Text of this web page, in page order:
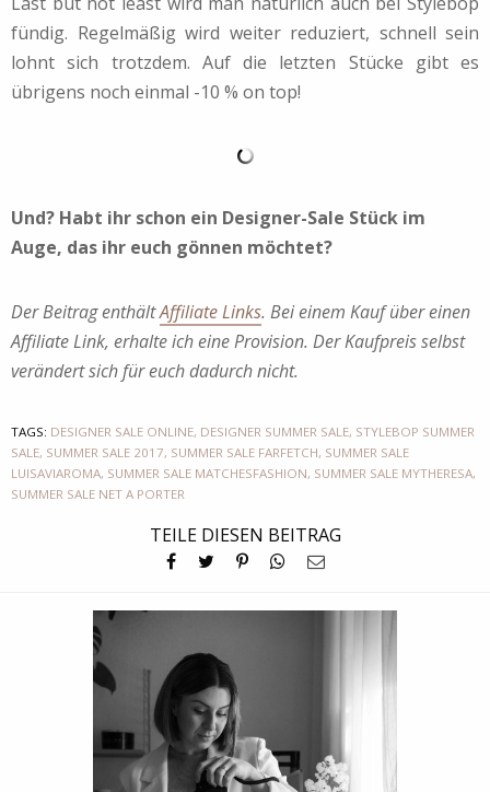
fündig. Regelmäßig wird weiter reduziert, schnell sein
lohnt sich trotzdem. Auf die letzten Stücke gibt es
übrigens noch einmal -10 % on top!
Und? Habt ihr schon ein Designer-Sale Stück im
Auge, das ihr euch gönnen möchtet?
Der Beitrag enthältAffiliate Links. Bei einem Kauf über einen
Affiliate Link, erhalte ich eine Provision. Der Kaufpreis selbst
verändert sich für euch dadurch nicht.
TAGS: DESIGNER SALE ONLINE, DESIGNER SUMMER SALE, STYLEBOP SUMMER
SALE, SUMMER SALE 2017, SUMMER SALE FARFETCH, SUMMER SALE
LUISAVIAROMA, SUMMER SALE MATCHESFASHION, SUMMER SALE MYTHERESA,
SUMMER SALE NET A PORTER
TEILE DIESEN BEITRAG